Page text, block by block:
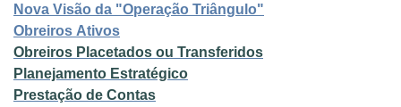
Nova Visão da "Operação Triângulo"
Obreiros Ativos
Obreiros Placetados ou Transferidos
Planejamento Estratégico
Prestação de Contas